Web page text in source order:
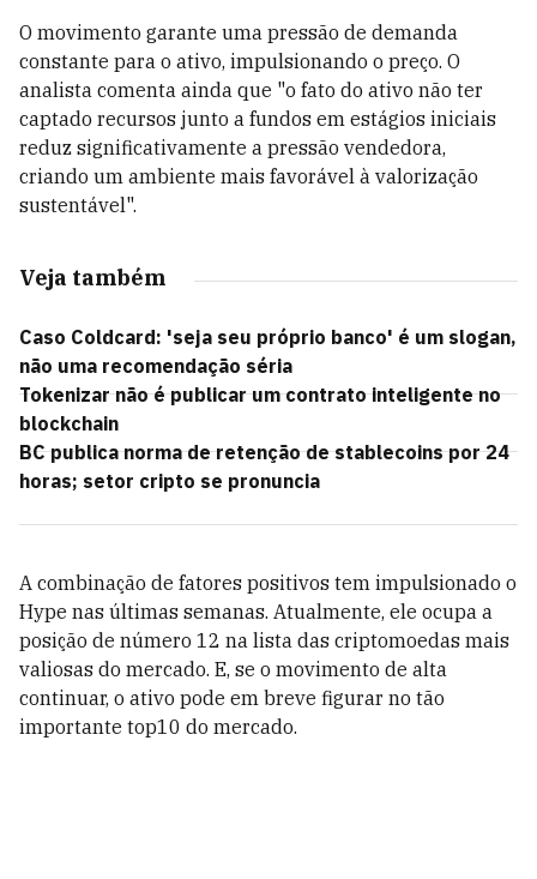
O movimento garante uma pressão de demanda
constante para o ativo, impulsionando o preço. O
analista comenta ainda que "o fato do ativo não ter
captado recursos junto a fundos em estágios iniciais
reduz significativamente a pressão vendedora,
criando um ambiente mais favorável à valorização
sustentável".
Veja também
Caso Coldcard: 'seja seu próprio banco' é um slogan,
não uma recomendação séria
Tokenizar não é publicar um contrato inteligente no
blockchain
BC publica norma de retenção de stablecoins por 24
horas; setor cripto se pronuncia
A combinação de fatores positivos tem impulsionado o
Hype nas últimas semanas. Atualmente, ele ocupa a
posição de número 12 na lista das criptomoedas mais
valiosas do mercado. E, se o movimento de alta
continuar, o ativo pode em breve figurar no tão
importante top10 do mercado.